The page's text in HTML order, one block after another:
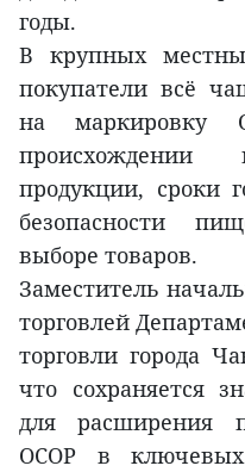
годы.
В крупных
покупатели всё
на маркировку
происхождении
продукции, сроки
безопасности
выборе товаров.
Заместитель
торговлей
торговли города
что сохраняется
для расширения
OCOP в